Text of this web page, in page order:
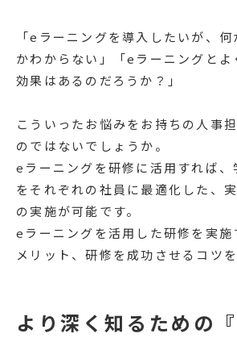
「eラーニングを導入したいが、
かわからない」「eラーニングとよ
効果はあるのだろうか？」
こういったお悩みをお持ちの人事
のではないでしょうか。
eラーニングを研修に活用すれば、
をそれぞれの社員に最適化した、
の実施が可能です。
eラーニングを活用した研修を実施
メリット、研修を成功させるコツを
より深く知るための